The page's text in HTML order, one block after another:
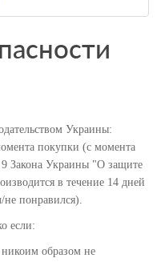
Украины:
покупки (с момента
Закона Украины "О защите
в течение 14 дней
понравился).
если:
образом не